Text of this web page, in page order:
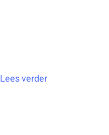
Lees verder